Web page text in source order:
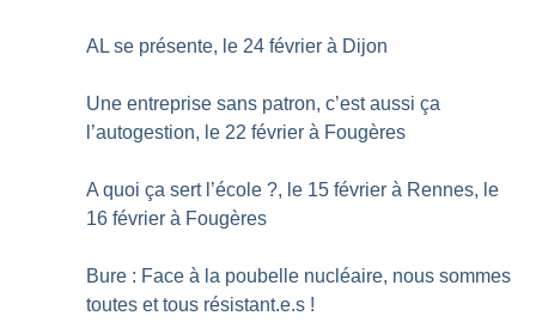
AL se présente, le 24 février à Dijon
Une entreprise sans patron, c’est aussi ça
l’autogestion, le 22 février à Fougères
A quoi ça sert l’école ?, le 15 février à Rennes, le
16 février à Fougères
Bure : Face à la poubelle nucléaire, nous sommes
toutes et tous résistant.e.s !